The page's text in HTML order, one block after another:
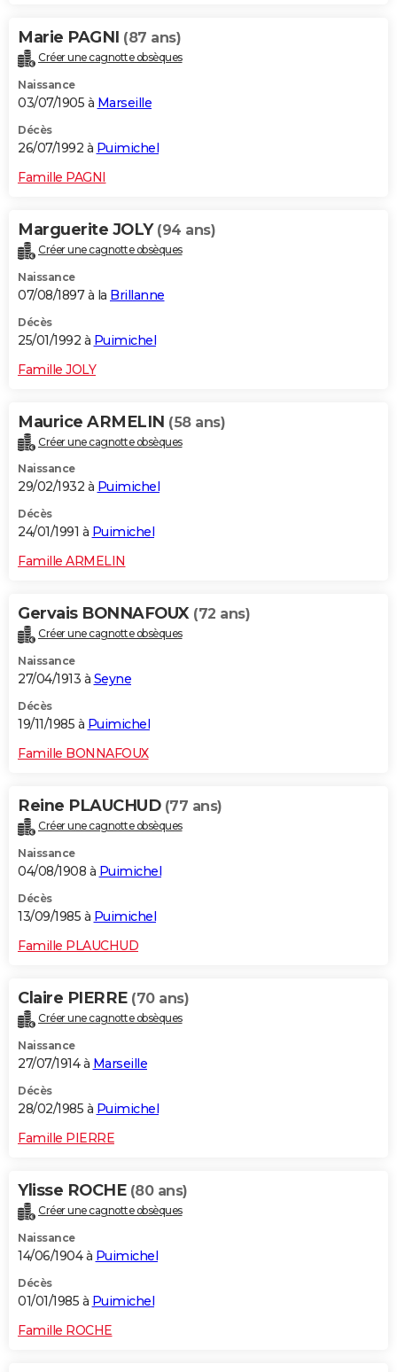
Marie PAGNI (87 ans)
Créer une cagnotte obsèques
Naissance
03/07/1905 à Marseille
Décès
26/07/1992 à Puimichel
Famille PAGNI
Marguerite JOLY (94 ans)
Créer une cagnotte obsèques
Naissance
07/08/1897 à la Brillanne
Décès
25/01/1992 à Puimichel
Famille JOLY
Maurice ARMELIN (58 ans)
Créer une cagnotte obsèques
Naissance
29/02/1932 à Puimichel
Décès
24/01/1991 à Puimichel
Famille ARMELIN
Gervais BONNAFOUX (72 ans)
Créer une cagnotte obsèques
Naissance
27/04/1913 à Seyne
Décès
19/11/1985 à Puimichel
Famille BONNAFOUX
Reine PLAUCHUD (77 ans)
Créer une cagnotte obsèques
Naissance
04/08/1908 à Puimichel
Décès
13/09/1985 à Puimichel
Famille PLAUCHUD
Claire PIERRE (70 ans)
Créer une cagnotte obsèques
Naissance
27/07/1914 à Marseille
Décès
28/02/1985 à Puimichel
Famille PIERRE
Ylisse ROCHE (80 ans)
Créer une cagnotte obsèques
Naissance
14/06/1904 à Puimichel
Décès
01/01/1985 à Puimichel
Famille ROCHE